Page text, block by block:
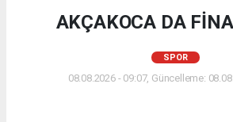
AKÇAKOCA DA
SPOR
08.08.2026 - 09:07, Güncelleme: